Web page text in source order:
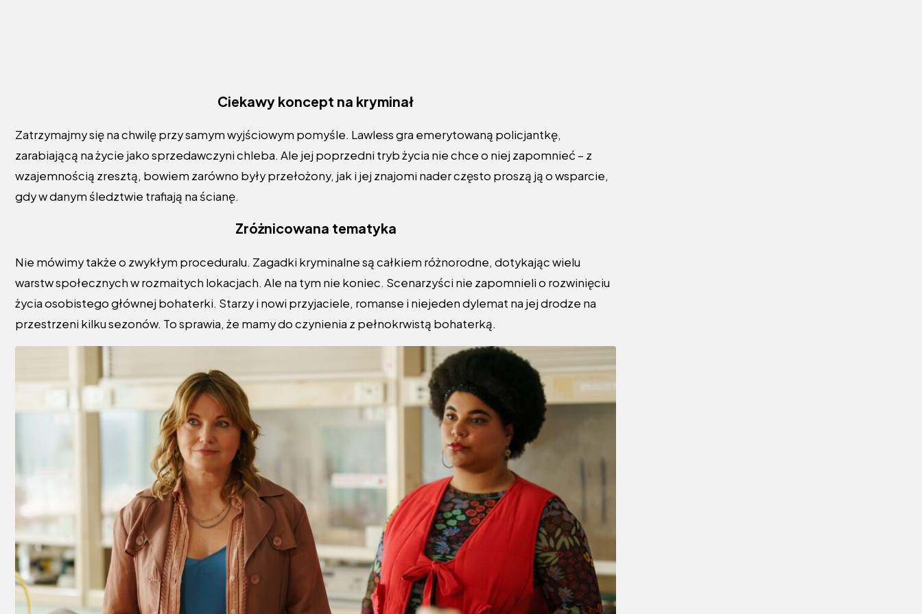
Ciekawy koncept na kryminał
Zatrzymajmy się na chwilę przy samym wyjściowym pomyśle. Lawless gra emerytowaną policjantkę,
zarabiającą na życie jako sprzedawczyni chleba. Ale jej poprzedni tryb życia nie chce o niej zapomnieć – z
wzajemnością zresztą, bowiem zarówno były przełożony, jak i jej znajomi nader często proszą ją o wsparcie,
gdy w danym śledztwie trafiają na ścianę.
Zróżnicowana tematyka
Nie mówimy także o zwykłym proceduralu. Zagadki kryminalne są całkiem różnorodne, dotykając wielu
warstw społecznych w rozmaitych lokacjach. Ale na tym nie koniec. Scenarzyści nie zapomnieli o rozwinięciu
życia osobistego głównej bohaterki. Starzy i nowi przyjaciele, romanse i niejeden dylemat na jej drodze na
przestrzeni kilku sezonów. To sprawia, że mamy do czynienia z pełnokrwistą bohaterką.